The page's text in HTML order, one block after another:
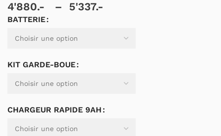
4'880.- – 5'337.-
BATTERIE
KIT GARDE-BOUE
CHARGEUR RAPIDE 9AH
Alternative: